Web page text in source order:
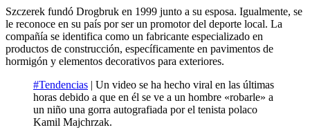
Szczerek fundó Drogbruk en 1999 junto a su esposa. Igualmente, se
le reconoce en su país por ser un promotor del deporte local. La
compañía se identifica como un fabricante especializado en
productos de construcción, específicamente en pavimentos de
hormigón y elementos decorativos para exteriores.
#Tendencias | Un video se ha hecho viral en las últimas
horas debido a que en él se ve a un hombre «robarle» a
un niño una gorra autografiada por el tenista polaco
Kamil Majchrzak.